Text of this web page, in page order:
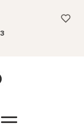
koszyku: 0.